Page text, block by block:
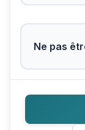
Ne pas